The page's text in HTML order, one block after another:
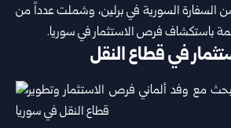
السفارة السورية في برلين، وشملت عدداً من
باستكشاف فرص الاستثمار فيسوريا.
في قطاع النقل